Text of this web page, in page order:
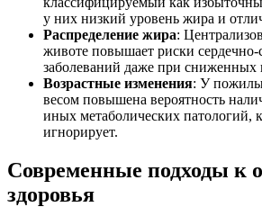
у них низкий уровень жира и
Распределение жира:
животе повышает риски сердечно-
заболеваний даже при сниженных
Возрастные изменения: У
весом повышена вероятность
иных метаболических
игнорирует.
Современные подходы к
здоровья